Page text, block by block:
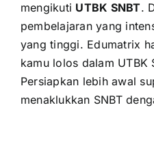
mengikuti UTBK SNBT.
pembelajaran yang
yang tinggi. Edumatrix
kamu lolos dalam UTBK
Persiapkan lebih awal
menaklukkan SNBT